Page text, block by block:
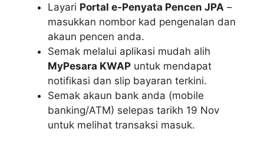
Layari Portal e-Penyata Pencen JPA –
masukkan nombor kad pengenalan dan
akaun pencen anda.
Semak melalui aplikasi mudah alih
MyPesara KWAP untuk mendapat
notifikasi dan slip bayaran terkini.
Semak akaun bank anda (mobile
banking/ATM) selepas tarikh 19 Nov
untuk melihat transaksi masuk.